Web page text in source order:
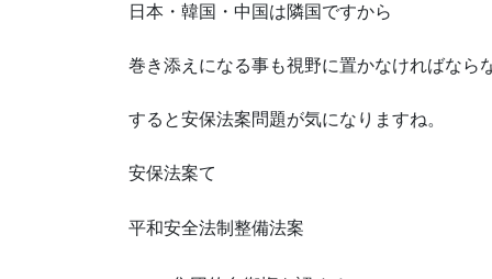
日本・韓国・中国は隣国ですから
巻き添えになる事も視野に置かなければなら
すると安保法案問題が気になりますね。
安保法案て
平和安全法制整備法案